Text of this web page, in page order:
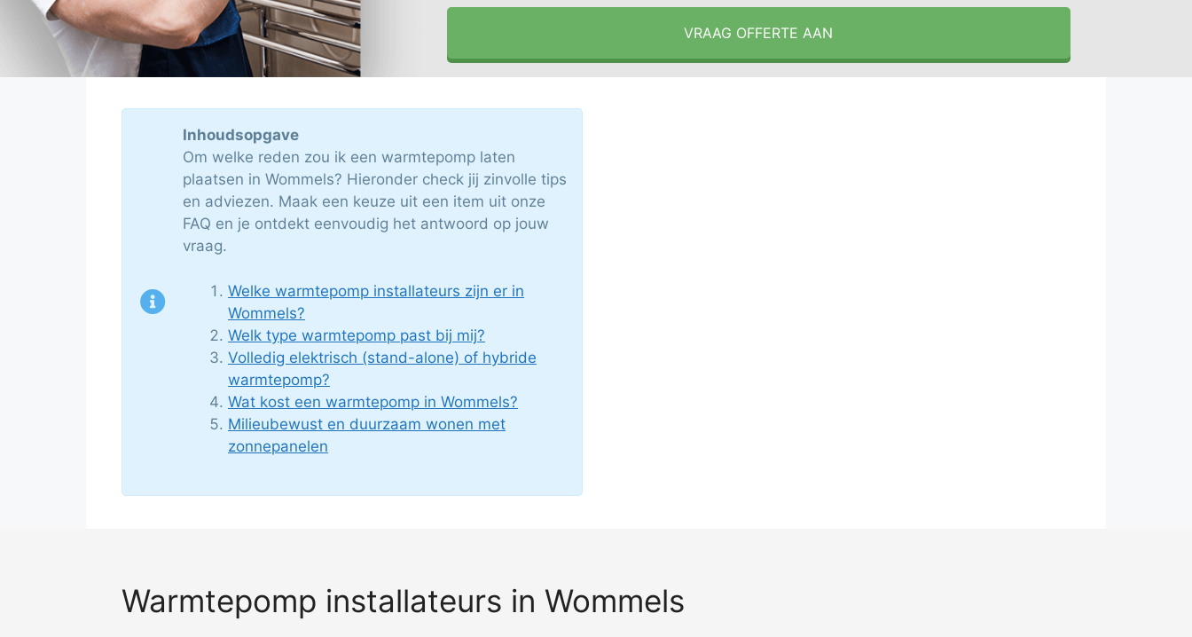
VRAAG OFFERTE AAN
Inhoudsopgave
Om welke reden zou ik een warmtepomp laten
plaatsen in Wommels? Hieronder check jij zinvolle tips
en adviezen. Maak een keuze uit een item uit onze
FAQ en je ontdekt eenvoudig het antwoord op jouw
vraag.
Welke warmtepomp installateurs zijn er in
Wommels?
Welk type warmtepomp past bij mij?
Volledig elektrisch (stand-alone) of hybride
warmtepomp?
Wat kost een warmtepomp in Wommels?
Milieubewust en duurzaam wonen met
zonnepanelen
Warmtepomp installateurs in Wommels